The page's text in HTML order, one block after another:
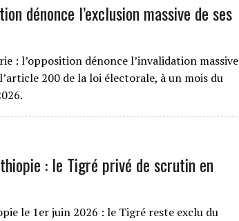
dénonce l’exclusion massive de ses
: l’opposition dénonce l’invalidation massive
200 de la loi électorale, à un mois du
: le Tigré privé de scrutin en
le 1er juin 2026 : le Tigré reste exclu du